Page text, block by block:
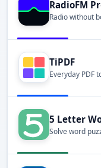
RadioFM
Radio without
TiPDF
Everyday PDF
5 Letter
Solve word